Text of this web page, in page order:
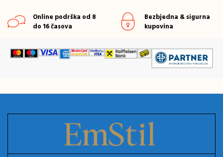
Online podrška od 8
do 16 časova
Bezbjedna & sigurna
kupovina